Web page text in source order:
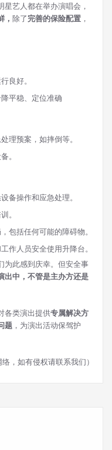
艺人都在举办演唱会，
， 除了完善的保险配置 ，
良好。
平稳、定位准确
理预案，如摔倒等。
。
备操作和应急处理。
。
包括任何可能的障碍物。
作人员安全使用升降台。
为此感到庆幸。但安全事
出中，不管是主办方还是
各类演出提供专属解决方
题 ，为演出活动保驾护
，如有侵权请联系我们）